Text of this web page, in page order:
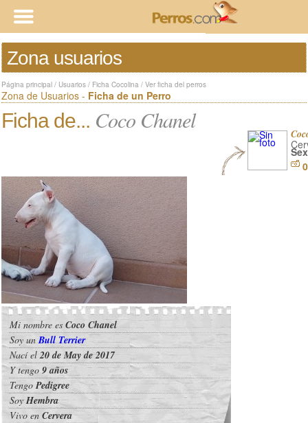
Zona usuarios
Página principal / Usuarios / Ficha Cocolina / Ver ficha del perros
Zona de Usuarios - Ficha de un Perro
Ficha de... Coco Chanel
Mi nombre es Coco Chanel
Soy unBull Terrier
Nací el20 de May de 2017
Y tengo 9 años
TengoPedigree
SoyHembra
Vivo enCervera